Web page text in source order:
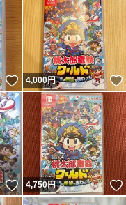
いいね！
4,000円
いいね！
4,750円